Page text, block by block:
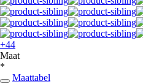
+44
Maat
*
Maattabel